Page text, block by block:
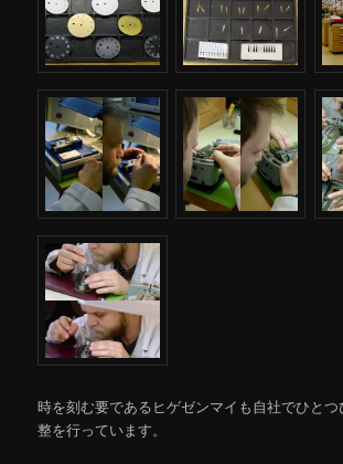
時を刻む要であるヒゲゼンマイも自社でひと
整を行っています。